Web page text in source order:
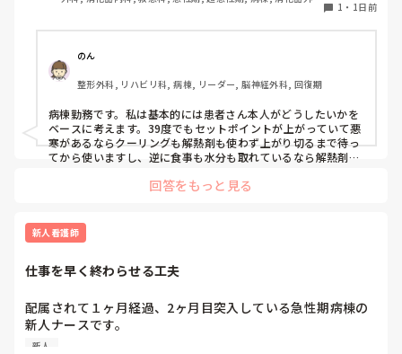
新人を指導しながら業務ができるゆとりが欲しいです。
いと思いますか？
特に高齢者の場合、
・高熱が持続することで代謝・酸素消費量が増え、循環・呼
吸への負担や体力消耗につながる
・一方で、解熱剤で一度下がったあと再び発熱すると、悪寒
やシバリングを伴うこともあり、体温が上下する過程自体も
負担になる
という両面があると思っています。
ング」と体温だけで判断するより、苦痛の程度、HR・RR、
見て、発熱による負荷が大きい場合に解熱する方が良いので
はないかと考えています。
また、感染性発熱でセットポイントが上昇している段階、特
んが希望する場合を除いて積極的に行うメリットがあまりな
いのでは？とも感じています。
1 ・ 1日前
のん
整形外科, リハビリ科, 病棟, リーダー, 脳神経外科, 回復期
病棟勤務です。私は基本的には患者さん本人がどうしたいかを
ベースに考えます。39度でもセットポイントが上がっていて悪
寒があるならクーリングも解熱剤も使わず上がり切るまで待っ
てから使いますし、逆に食事も水分も取れているなら解熱剤は
担になっているようなら速やかに解熱を行います。高齢者の場
その患者さんがどうかとかその時の状況によって対応は様々あ
ると思うので、この場合はこうするみたいなパターン的なもの
回答をもっと見る
新人看護師
仕事を早く終わらせる工夫
配属されて１ヶ月経過、2ヶ月目突入している急性期病棟の
新人ナースです。
他の病棟の同期は4、5人受け持っている中まだ2人しか受け
新人